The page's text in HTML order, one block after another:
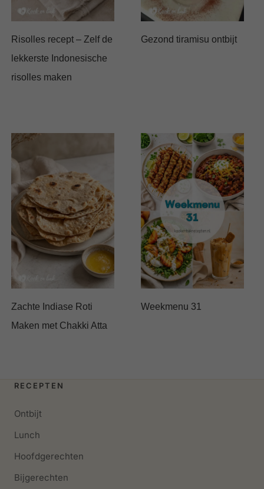
Risolles recept – Zelf de
lekkerste Indonesische
risolles maken
Gezond tiramisu ontbijt
Zachte Indiase Roti
Maken met Chakki Atta
Weekmenu 31
RECEPTEN
Ontbijt
Lunch
Hoofdgerechten
Bijgerechten